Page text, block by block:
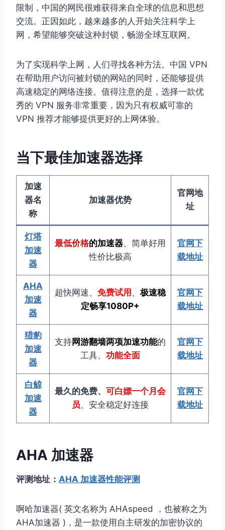
限制，中国的网民很难获得来自全球的信息和思想
交流。正因如此，越来越多的人开始关注科学上
网，希望能够突破这种封锁，畅游全球互联网。
为了实现科学上网，人们寻找各种方法。中国 VPN
在帮助用户访问被封锁的网站的同时，还能够提供
高速稳定的网络连接。值得注意的是，选择一款优
秀的 VPN 服务非常重要，因为只有权威可靠的
VPN 推荐才能够提供更好的上网体验。
当下最佳加速器选择
加速
器名
称
加速器优势
官网地
址
灯塔
加速
器
最低价格的加速器、简单好用
性价比极高
官网下
载地址
AHA
加速
器
超快网速、 免费试用 、 极速稳
定畅享1080P+
官网下
载地址
猎豹
加速
器
支持网游翻墙两项加速功能的
工具、 功能全面
官网下
载地址
白鲸
加速
器
最久的免费、 可白嫖一个月会
员、安全稳定好连接
官网下
载地址
AHA 加速器
评测地址： AHA 加速器性能评测
啊哈加速器( 英文名称为 AHAspeed ，也被称之为
AHA加速器 )，是一款使用自主研发的加密协议的